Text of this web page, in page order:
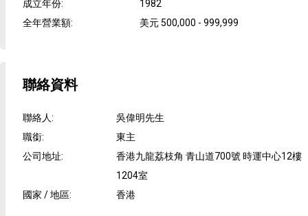
成立年份:
1982
全年營業額: 美元 500,000 - 999,999
聯絡資料
聯絡人:
吳偉明先生
職銜:
東主
公司地址:
香港九龍荔枝角 青山道700號 時運中心12樓
1204室
國家 / 地區: 香港